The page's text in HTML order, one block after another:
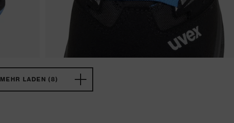
MEHR LADEN (8)